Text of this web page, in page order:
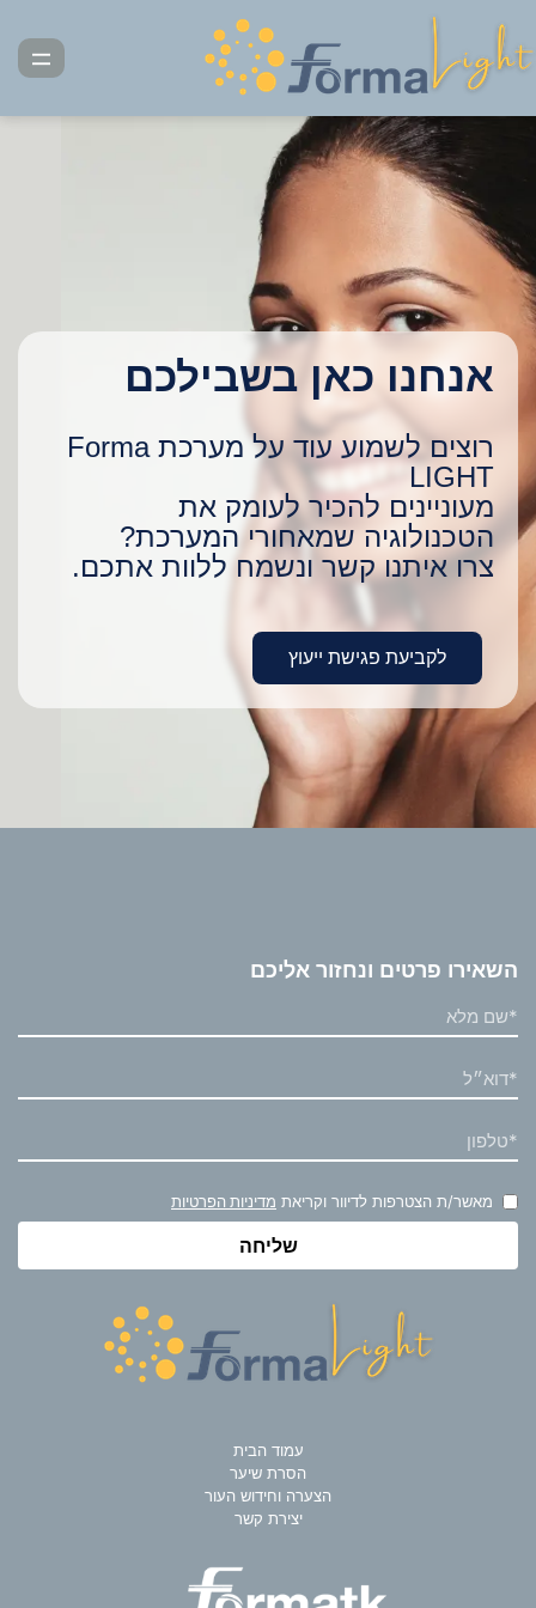
לתוכן
אנחנו כאן בשבילכם
רוצים לשמוע עוד על מערכת Forma
LIGHT
מעוניינים להכיר לעומק את
הטכנולוגיה שמאחורי המערכת?
צרו איתנו קשר ונשמח ללוות אתכם.
לקביעת פגישת ייעוץ
עמוד הבית
הסרת שיער
הצערה וחידוש העור
יצירת קשר
השאירו פרטים ונחזור אליכם
מאשר/ת הצטרפות לדיוור וקריאת מדיניות הפרטיות